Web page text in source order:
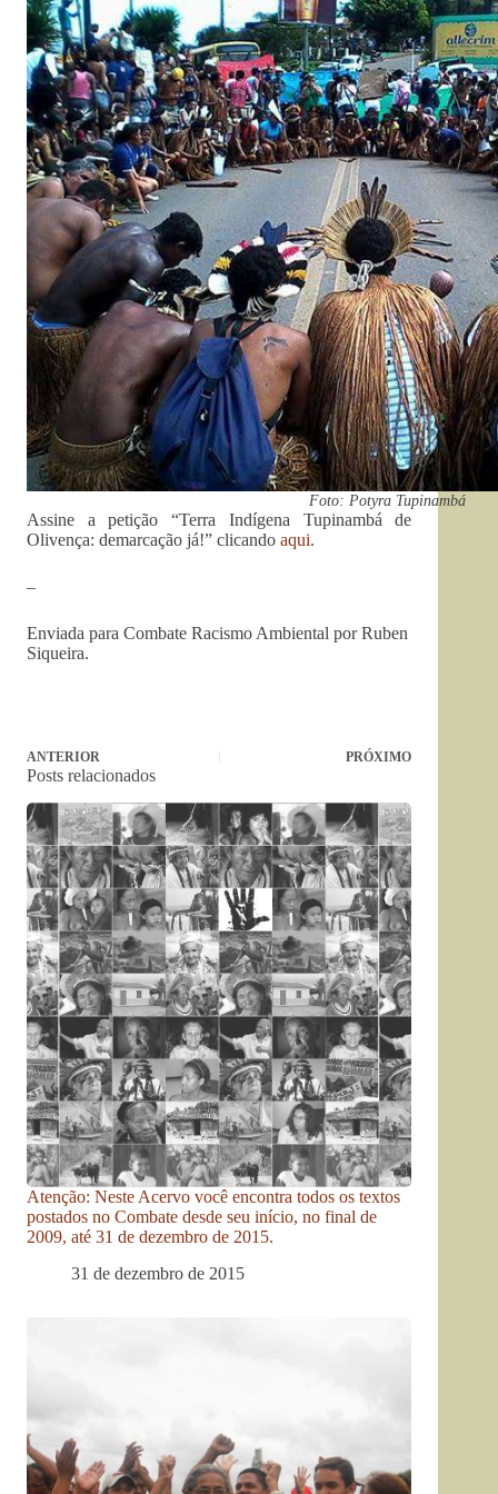
Foto: Potyra Tupinambá
Assine a petição “Terra Indígena Tupinambá de
Olivença: demarcação já!” clicando aqui.
–
Enviada para Combate Racismo Ambiental por Ruben
Siqueira.
ANTERIOR PRÓXIMO
Posts relacionados
Atenção: Neste Acervo você encontra todos os textos
postados no Combate desde seu início, no final de
2009, até 31 de dezembro de 2015.
31 de dezembro de 2015